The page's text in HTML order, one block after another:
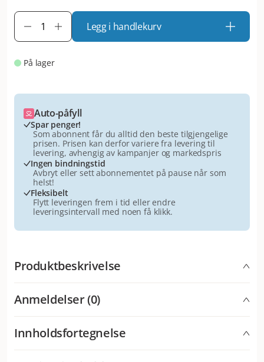
Legg i handlekurv
På lager
Auto-påfyll
Spar penger!
Som abonnent får du alltid den beste tilgjengelige
prisen. Prisen kan derfor variere fra levering til
levering, avhengig av kampanjer og markedspris
Ingen bindningstid
Avbryt eller sett abonnementet på pause når som
helst!
Fleksibelt
Flytt leveringen frem i tid eller endre
leveringsintervall med noen få klikk.
Produktbeskrivelse
katter som elsker rødspette og laksegelé MSC. Jelly
Lovers er deilige og kalorifattige kattegodbiter med 3
stk laksegelé og 3 stk gelégodbiter med rødspette,
ideell belønning som mellommåltid i tillegg til tørrfôr.
Vitakraft Jelly Lovers Laks - for den geléelskende katten
Anmeldelser (0)
Hva synes andre kunder
Kattene elsker Jelly Lovers Salmon – mange eiere
Innholdsfortegnelse